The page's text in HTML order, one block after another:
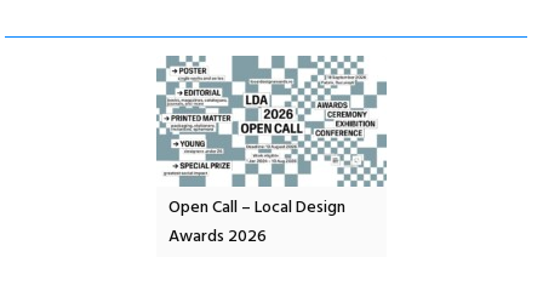
Open Call – Local Design
Awards 2026